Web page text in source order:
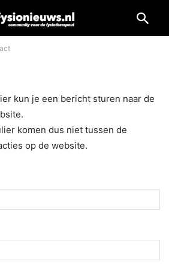
kun je een bericht sturen naar de
komen dus niet tussen de
op de website.